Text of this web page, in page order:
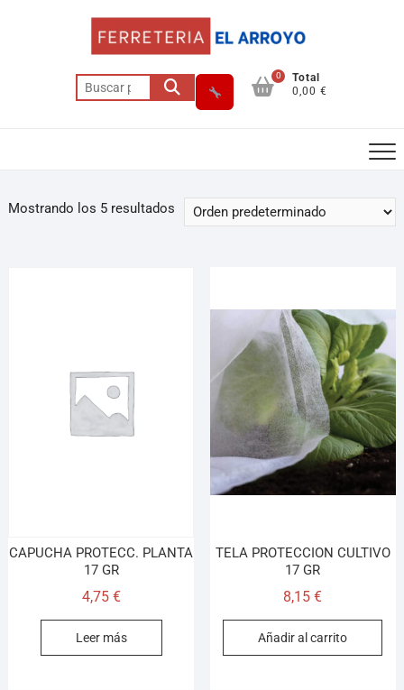
0
Total
0,00 €
Mostrando los 5 resultados
CAPUCHA PROTECC. PLANTA
17 GR
4,75 €
Leer más
TELA PROTECCION CULTIVO
17 GR
8,15€
Añadir al carrito
Cómo llegar
¡Hola! Soy el asesor virtual de Ferretería El Arroyo.
Cuéntame qué necesitas y te ayudo a encontrarlo,
aunque no sepas el nombre exacto